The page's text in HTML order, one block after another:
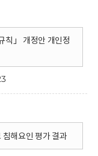
칙」 개정안 개인정
침해요인 평가 결과